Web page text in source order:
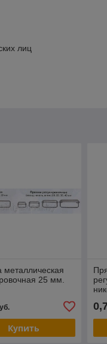
лиц
металлическая
25 мм.
Купить